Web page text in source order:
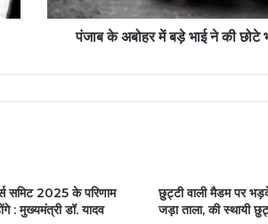
पंजाब के अबोहर में बड़े भाई ने की छोटे
समिट 2025 के परिणाम
: मुख्यमंत्री डॉ. यादव
छुट्टी वाली मैडम पर
जड़ा ताला, की स्थायी